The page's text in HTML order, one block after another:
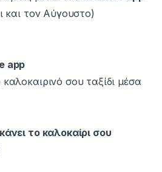
και τον Αύγουστο)
app
καλοκαιρινό σου ταξίδι μέσα
το καλοκαίρι σου